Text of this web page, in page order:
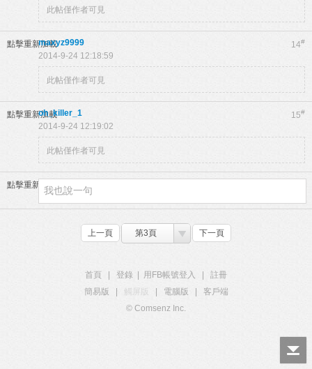
此帖僅作者可見
點擊重新加載 14#
maxyz9999
2014-9-24 12:18:59
此帖僅作者可見
點擊重新加載 15#
oh_killer_1
2014-9-24 12:19:02
此帖僅作者可見
點擊重新加載
上一頁 第3頁 下一頁
首頁 登錄 用FB帳號登入
註冊
簡易版
觸屏版 電腦版
客戶端
© Comsenz Inc.